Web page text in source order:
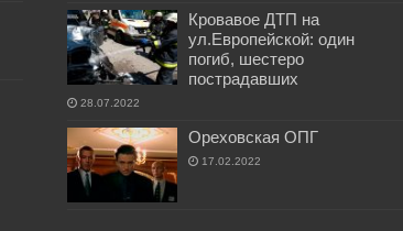
Кровавое ДТП на
ул.Европейской: один
погиб, шестеро
пострадавших
28.07.2022
Ореховская ОПГ
17.02.2022